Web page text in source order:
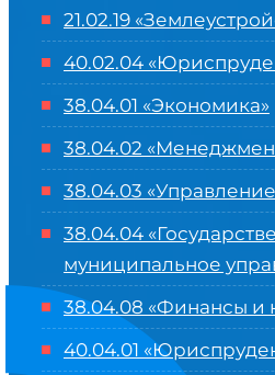
21.02.19
40.02.04
38.04.01 «Экономика»
38.04.02
38.04.03
38.04.04
муниципальное
38.04.08 «Финансы и
40.04.01